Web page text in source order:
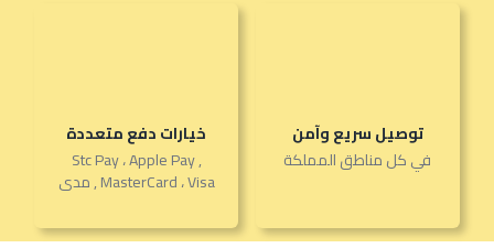
توصيل سريع وآمن
في كل مناطق المملكة
خيارات دفع متعددة
Stc Pay ، Apple Pay ,
MasterCard ، Visa , مدى